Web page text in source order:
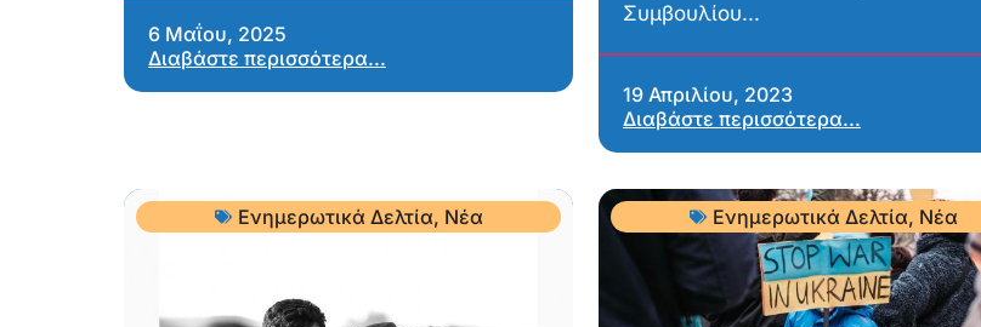
6 Μαΐου, 2025
Διαβάστε περισσότερα...
Συμβουλίου...
19 Απριλίου, 2023
Διαβάστε περισσότερα...
Ενημερωτικά Δελτία, Νέα Ενημερωτικά Δελτία, Νέα